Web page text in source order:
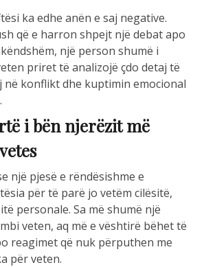
ka edhe anën e saj negative.
që e harron shpejt një debat apo
një person shumë i
priret të analizojë çdo detaj të
konflikt dhe kuptimin emocional
i bën njerëzit më
një pjesë e rëndësishme e
për të parë jo vetëm cilësitë,
personale. Sa më shumë një
veten, aq më e vështirë bëhet të
reagimet që nuk përputhen me
për veten.